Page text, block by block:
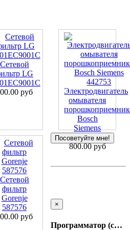
Сетевой
LG
руб
Электродвигатель
омывателя
Bosch
Siemens
442753
800.00 руб
Сетевой
фильтр
Gorenje
587576
руб
Посоветуйте мне!
×
Программатор (селектор программ) Candy 9120354.7